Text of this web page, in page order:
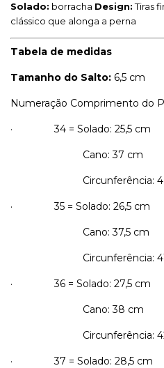
Solado: borracha Design:Tiras
clássico que alonga a perna
Tabela de medidas
Tamanho do Salto: 6,5 cm
Numeração Comprimento do
· 34 = Solado: 25,5 cm
Cano: 37 cm
Circunferência:
· 35 = Solado: 26,5 cm
Cano: 37,5 cm
Circunferência:
· 36 = Solado: 27,5 cm
Cano: 38 cm
Circunferência:
· 37 = Solado: 28,5 cm